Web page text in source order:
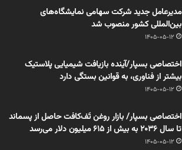
مدیرعامل جدید شرکت سهامی نمایشگاه‌های
بین‌المللی کشور منصوب شد
1405-05-12
اختصاصی بسپار/آینده بازیافت شیمیایی پلاستیک
بیشتر از فناوری، به قوانین بستگی دارد
1405-05-12
اختصاصی بسپار/ بازار روغن تَف‌کافت حاصل از پسماند
تا سال ۲۰۳۶ به بیش از ۶۱۵ میلیون دلار می‌رسد
1405-05-12